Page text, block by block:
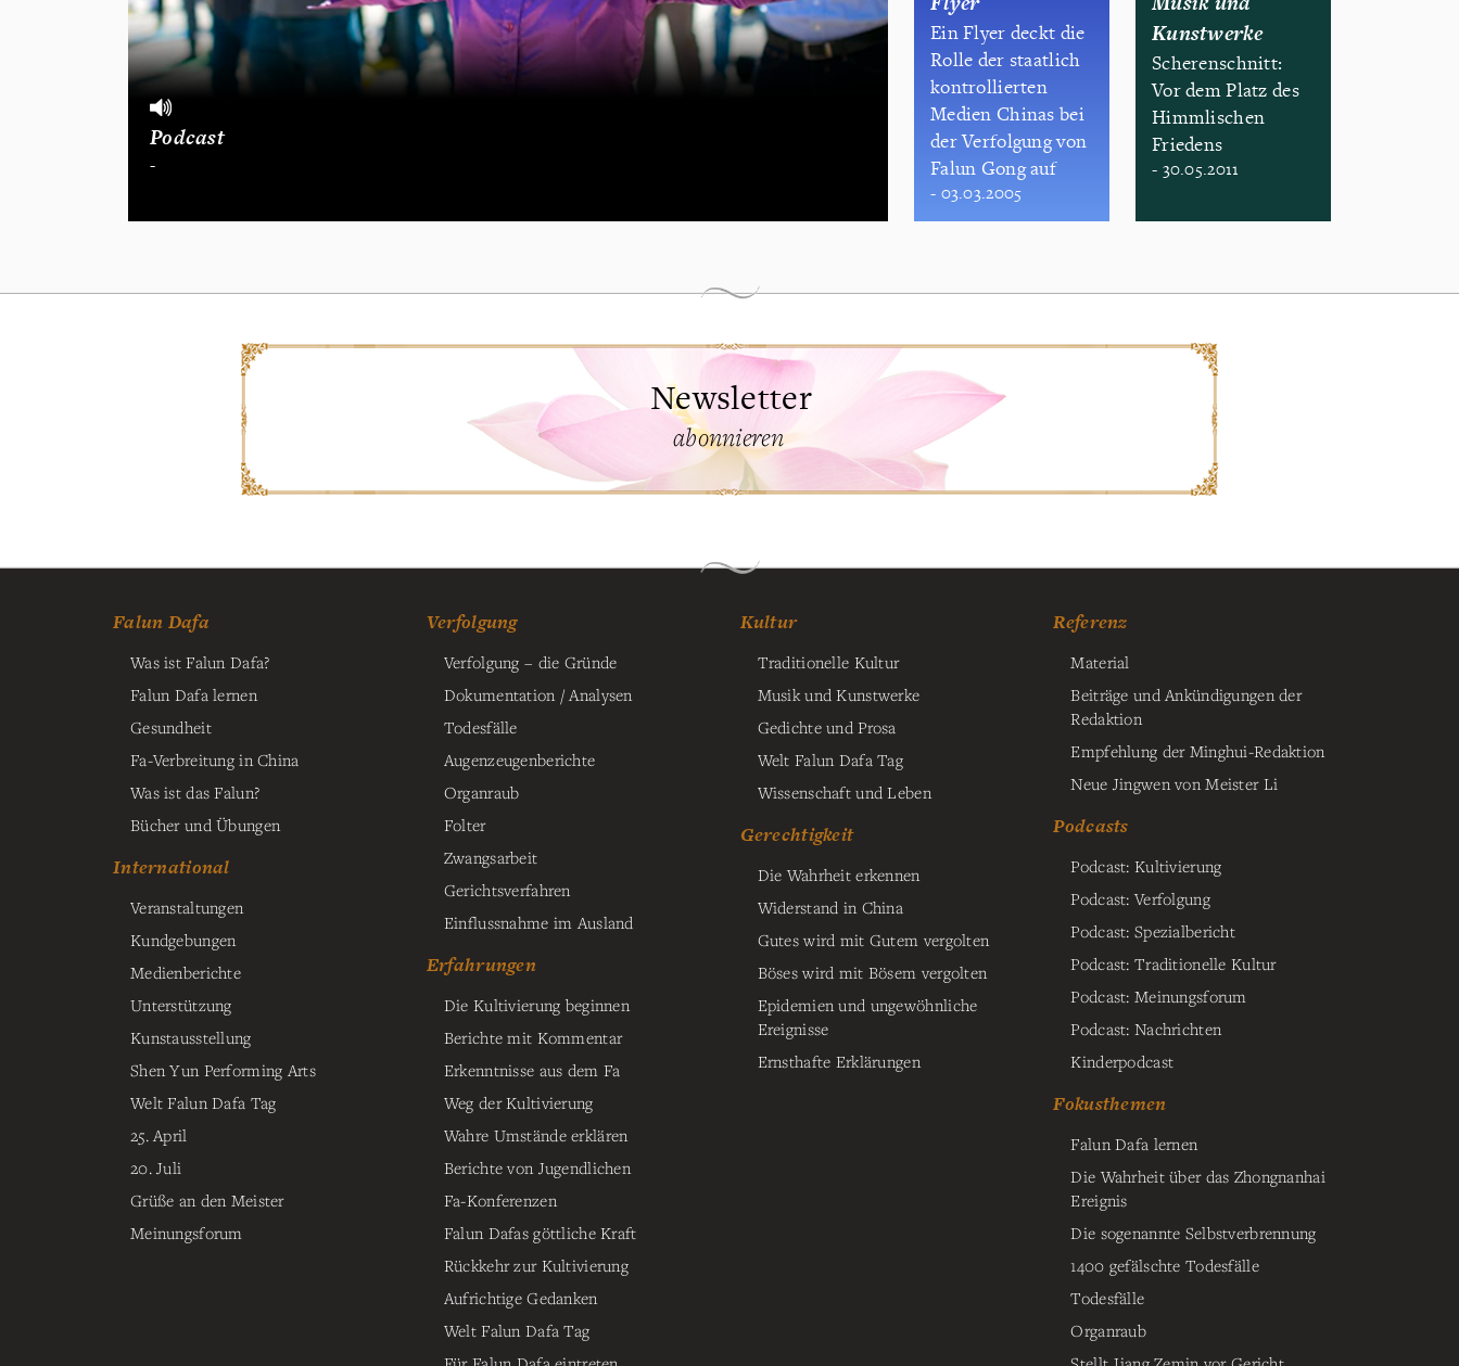
Podcast
-
Ein Flyer deckt die
Rolle der staatlich
kontrollierten
Medien Chinas bei
der Verfolgung von
Falun Gong auf
- 03.03.2005
Kunstwerke
Scherenschnitt:
Vor dem Platz des
Himmlischen
Friedens
- 30.05.2011
abonnieren
Newsletter
Falun Dafa
Was ist Falun Dafa?
Falun Dafa lernen
Gesundheit
Fa-Verbreitung in China
Was ist das Falun?
Bücher und Übungen
International
Veranstaltungen
Kundgebungen
Medienberichte
Unterstützung
Kunstausstellung
Shen Yun Performing Arts
Welt Falun Dafa Tag
25. April
20. Juli
Grüße an den Meister
Meinungsforum
Verfolgung
Verfolgung – die Gründe
Dokumentation / Analysen
Todesfälle
Augenzeugenberichte
Organraub
Folter
Zwangsarbeit
Gerichtsverfahren
Einflussnahme im Ausland
Erfahrungen
Die Kultivierung beginnen
Berichte mit Kommentar
Erkenntnisse aus dem Fa
Weg der Kultivierung
Wahre Umstände erklären
Berichte von Jugendlichen
Fa-Konferenzen
Falun Dafas göttliche Kraft
Rückkehr zur Kultivierung
Aufrichtige Gedanken
Welt Falun Dafa Tag
Kultur
Traditionelle Kultur
Musik und Kunstwerke
Gedichte und Prosa
Welt Falun Dafa Tag
Wissenschaft und Leben
Gerechtigkeit
Die Wahrheit erkennen
Widerstand in China
Gutes wird mit Gutem vergolten
Böses wird mit Bösem vergolten
Epidemien und ungewöhnliche
Ereignisse
Ernsthafte Erklärungen
Referenz
Material
Beiträge und Ankündigungen der
Redaktion
Empfehlung der Minghui-Redaktion
Neue Jingwen von Meister Li
Podcasts
Podcast: Kultivierung
Podcast: Verfolgung
Podcast: Spezialbericht
Podcast: Traditionelle Kultur
Podcast: Meinungsforum
Podcast: Nachrichten
Kinderpodcast
Fokusthemen
Falun Dafa lernen
Die Wahrheit über das Zhongnanhai
Ereignis
Die sogenannte Selbstverbrennung
1400 gefälschte Todesfälle
Todesfälle
Organraub